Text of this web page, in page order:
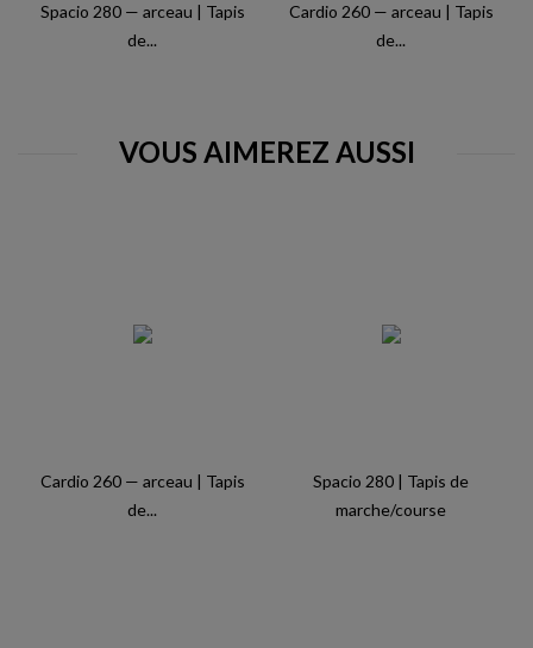
Spacio 280 — arceau | Tapis
de...
Cardio 260 — arceau | Tapis
de...
VOUS AIMEREZ AUSSI
Cardio 260 — arceau | Tapis
de...
Spacio 280 | Tapis de
marche/course